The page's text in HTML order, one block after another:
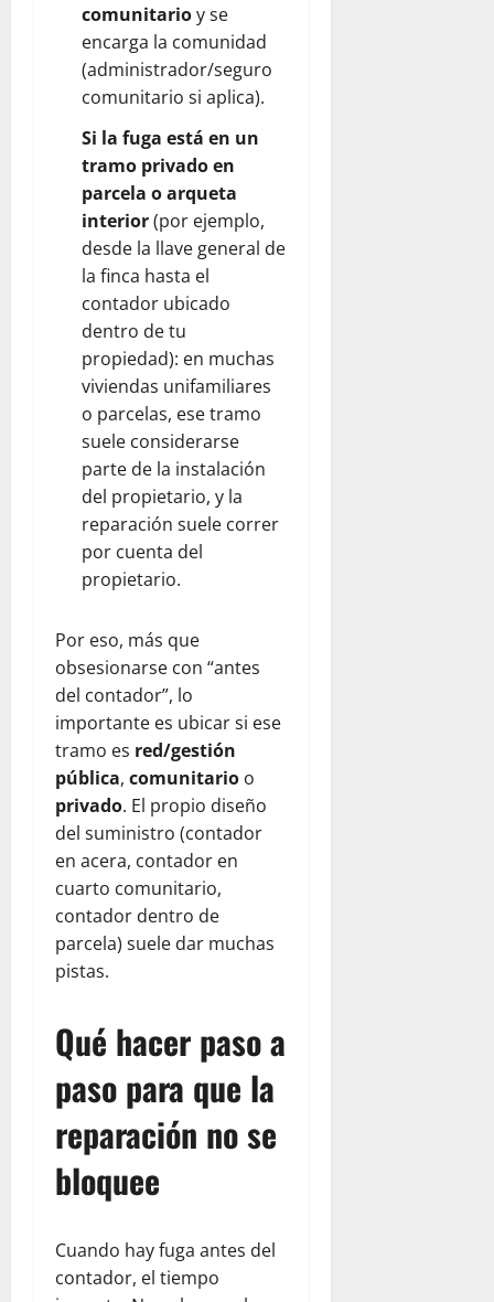
comunitarioy se
encarga la comunidad
(administrador/seguro
comunitario si aplica).
Si la fuga está en un
tramo privado en
parcela o arqueta
interior(por ejemplo,
desde la llave general de
la finca hasta el
contador ubicado
dentro de tu
propiedad): en muchas
viviendas unifamiliares
o parcelas, ese tramo
suele considerarse
parte de la instalación
del propietario, y la
reparación suele correr
por cuenta del
propietario.
Por eso, más que
obsesionarse con “antes
del contador”, lo
importante es ubicar si ese
tramo es red/gestión
pública, comunitario o
privado. El propio diseño
del suministro (contador
en acera, contador en
cuarto comunitario,
contador dentro de
parcela) suele dar muchas
pistas.
Qué hacer paso a
paso para que la
reparación no se
bloquee
Cuando hay fuga antes del
contador, el tiempo